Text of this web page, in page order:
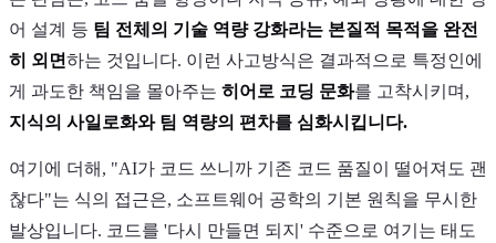
어 설계 등 팀 전체의 기술 역량 강화라는 본질적 목적을 완전
히 외면하는 것입니다. 이런 사고방식은 결과적으로 특정인에
게 과도한 책임을 몰아주는 히어로 코딩 문화를 고착시키며,
지식의 사일로화와 팀 역량의 편차를 심화시킵니다.
여기에 더해, "AI가 코드 쓰니까 기존 코드 품질이 떨어져도 괜
찮다"는 식의 접근은, 소프트웨어 공학의 기본 원칙을 무시한
발상입니다. 코드를 '다시 만들면 되지' 수준으로 여기는 태도